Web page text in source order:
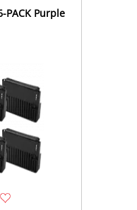
PACK Purple